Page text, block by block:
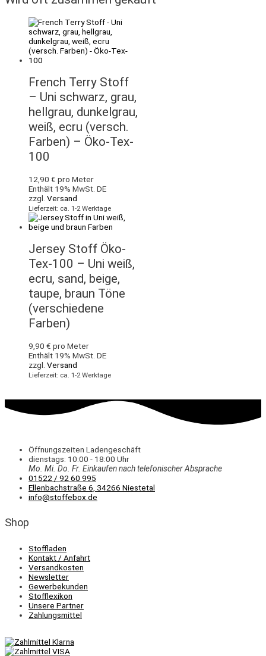
French Terry Stoff
– Uni schwarz, grau,
hellgrau, dunkelgrau,
weiß, ecru (versch.
Farben) – Öko-Tex-
100
12,90 € pro Meter
Enthält 19% MwSt. DE
zzgl. Versand
Lieferzeit: ca. 1-2 Werktage
Jersey Stoff Öko-
Tex-100 – Uni weiß,
ecru, sand, beige,
taupe, braun Töne
(verschiedene
Farben)
9,90 € pro Meter
Enthält 19% MwSt. DE
zzgl. Versand
Lieferzeit: ca. 1-2 Werktage
Öffnungszeiten Ladengeschäft
dienstags: 10:00 - 18:00 Uhr
Mo. Mi. Do. Fr. Einkaufennach telefonischer Absprache
01522 / 92 60 995
Ellenbachstraße 6, 34266 Niestetal
info@stoffebox.de
Shop
Stoffladen
Kontakt / Anfahrt
Versandkosten
Newsletter
Gewerbekunden
Stofflexikon
Unsere Partner
Zahlungsmittel